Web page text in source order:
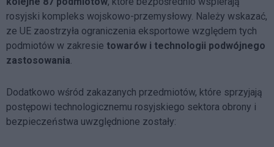
rosyjski kompleks wojskowo-przemysłowy. Należy wskazać,
ze UE zaostrzyła ograniczenia eksportowe względem tych
podmiotów w zakresie towarów i technologii podwójnego
zastosowania.
Dodatkowo wśród zakazanych przedmiotów, które sprzyjają
postępowi technologicznemu rosyjskiego sektora obrony i
bezpieczeństwa uwzględnione zostały: